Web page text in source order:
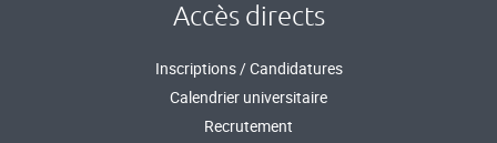
Accès directs
Inscriptions / Candidatures
Calendrier universitaire
Recrutement